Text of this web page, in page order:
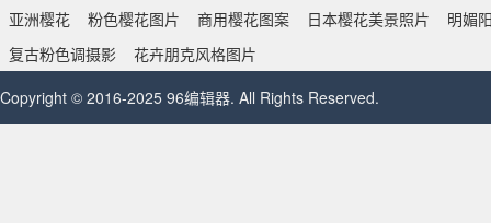
亚洲樱花 粉色樱花图片 商用樱花图案 日本樱花美景照片
明媚
复古粉色调摄影
花卉朋克风格图片
Copyright © 2016-2025 96编辑器. All Rights Reserved.